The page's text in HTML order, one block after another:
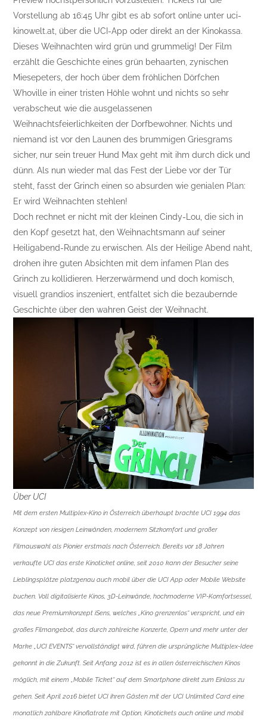
Vorstellung ab 16:45 Uhr gibt es ab sofort online unter uci-
kinowelt.at, über die UCI-App oder direkt an der Kinokassa.
Dieses Weihnachten wird grün und grummelig! Der Film
erzählt die Geschichte eines grün behaarten, zynischen
Miesepeters, der hoch über dem fröhlichen Dörfchen
Whoville in einer tristen Höhle wohnt und nichts so sehr
verabscheut wie die ausgelassenen
Weihnachtsfeierlichkeiten der Dorfbewohner. Nichts und
niemand ist vor den Launen des brummigen Griesgrams
sicher, nur sein treuer Hund Max geht mit ihm durch dick und
dünn. Als nun wieder mal das Fest der Liebe vor der Tür
steht, fasst der Grinch einen so absurden wie genialen Plan:
Er wird Weihnachten stehlen!
Doch rechnet er nicht mit der kleinen Cindy-Lou, die sich in
den Kopf gesetzt hat, den Weihnachtsmann auf seiner
Heiligabend-Runde zu erwischen. Als der Heilige Abend naht,
drohen ihre guten Absichten mit dem infamen Plan des
Grinch zu kollidieren. Herzerwärmend und doch komisch,
visuell grandios inszeniert, entfaltet sich die bezaubernde
Geschichte über den wahren Geist der Weihnacht.
Über UCI
Mit dem ersten Multiplex-Kino in Österreich überhaupt brachte UCI 1994 das
Konzept von riesigen Leinwänden, modernem Sitzkomfort und großer
Filmauswahl als Pionier erstmals nach Österreich. Bereits vor 18 Jahren
verkaufte UCI das erste Kinoticket online, seit 2010 kann der Besucher seine
Lieblingsplätze platzgenau auch mobil über die UCI App oder Mobile Website
buchen. Voll digitalisierte Kinos, 3D-Leinwände, hochmoderne VIP-Komfortsessel,
das neue Premiumkonzept iSens, welches „Kino grenzenlos“ verspricht, und ein
großes Filmangebot, das durch zahlreiche Konzerte, Opern und mehr unter der
Marke „UCI EVENTS“ vervollständigt wird, führen die ursprüngliche Multiplex-Idee
gekonnt in die Zukunft. Seit Anfang 2012 ist es in allen österreichischen Kinos
möglich, mit einem „Mobile Ticket“ auf dem Smartphone direkt zum Einlass zu
gehen. Seit April 2016 bietet UCI ihren Gästen mit der UCI Unlimited Card eine
monatlich zahlbare Kinoflatrate mit Option, Kinotickets auch online und mobil